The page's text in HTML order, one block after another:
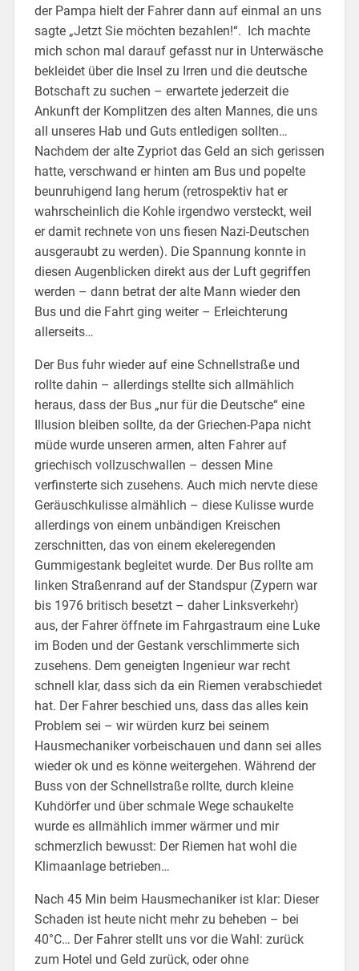
der Pampa hielt der Fahrer dann auf einmal an uns
sagte „Jetzt Sie möchten bezahlen!“. Ich machte
mich schon mal darauf gefasst nur in Unterwäsche
bekleidet über die Insel zu Irren und die deutsche
Botschaft zu suchen – erwartete jederzeit die
Ankunft der Komplitzen des alten Mannes, die uns
all unseres Hab und Guts entledigen sollten…
Nachdem der alte Zypriot das Geld an sich gerissen
hatte, verschwand er hinten am Bus und popelte
beunruhigend lang herum (retrospektiv hat er
wahrscheinlich die Kohle irgendwo versteckt, weil
er damit rechnete von uns fiesen Nazi-Deutschen
ausgeraubt zu werden). Die Spannung konnte in
diesen Augenblicken direkt aus der Luft gegriffen
werden – dann betrat der alte Mann wieder den
Bus und die Fahrt ging weiter – Erleichterung
allerseits…
Der Bus fuhr wieder auf eine Schnellstraße und
rollte dahin – allerdings stellte sich allmählich
heraus, dass der Bus „nur für die Deutsche“ eine
Illusion bleiben sollte, da der Griechen-Papa nicht
müde wurde unseren armen, alten Fahrer auf
griechisch vollzuschwallen – dessen Mine
verfinsterte sich zusehens. Auch mich nervte diese
Geräuschkulisse almählich – diese Kulisse wurde
allerdings von einem unbändigen Kreischen
zerschnitten, das von einem ekeleregenden
Gummigestank begleitet wurde. Der Bus rollte am
linken Straßenrand auf der Standspur (Zypern war
bis 1976 britisch besetzt – daher Linksverkehr)
aus, der Fahrer öffnete im Fahrgastraum eine Luke
im Boden und der Gestank verschlimmerte sich
zusehens. Dem geneigten Ingenieur war recht
schnell klar, dass sich da ein Riemen verabschiedet
hat. Der Fahrer beschied uns, dass das alles kein
Problem sei – wir würden kurz bei seinem
Hausmechaniker vorbeischauen und dann sei alles
wieder ok und es könne weitergehen. Während der
Buss von der Schnellstraße rollte, durch kleine
Kuhdörfer und über schmale Wege schaukelte
wurde es allmählich immer wärmer und mir
schmerzlich bewusst: Der Riemen hat wohl die
Klimaanlage betrieben…
Nach 45 Min beim Hausmechaniker ist klar: Dieser
Schaden ist heute nicht mehr zu beheben – bei
40°C… Der Fahrer stellt uns vor die Wahl: zurück
zum Hotel und Geld zurück, oder ohne